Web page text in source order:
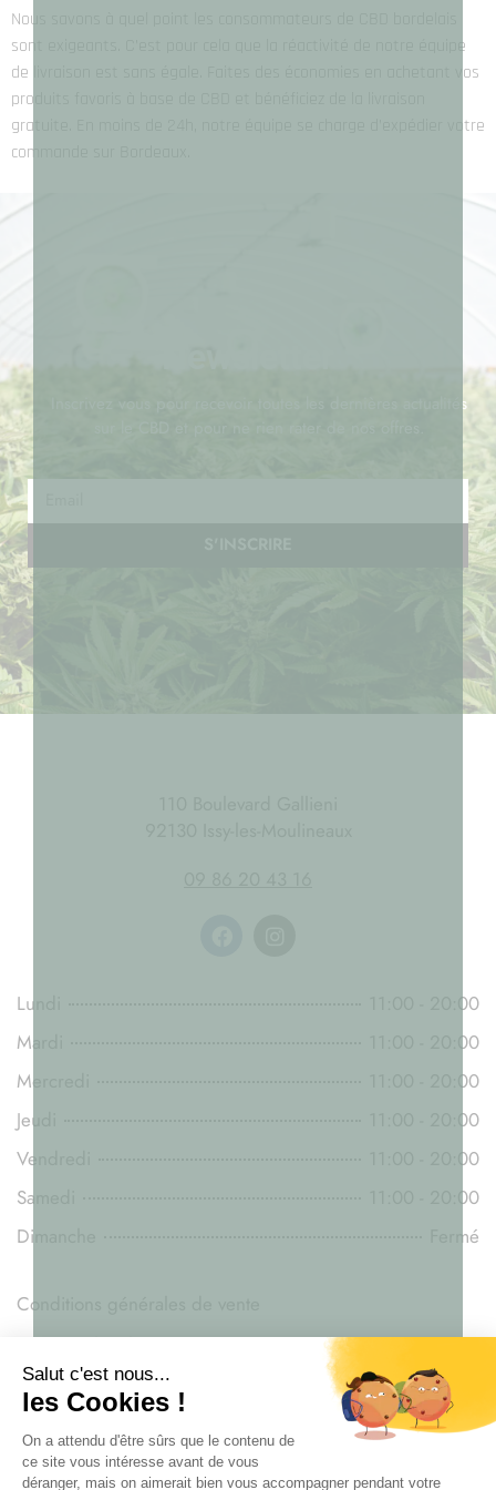
Nous savons à quel point les consommateurs de CBD bordelais
sont exigeants. C’est pour cela que la réactivité de notre équipe
de livraison est sans égale. Faites des économies en achetant vos
produits favoris à base de CBD et bénéficiez de la livraison
gratuite. En moins de 24h, notre équipe se charge d’expédier votre
commande sur Bordeaux.
Inscrivez vous pour recevoir toutes les dernières actualités
Lundi
11:00 - 20:00
Mardi
11:00 - 20:00
Mercredi
11:00 - 20:00
Jeudi
11:00 - 20:00
Vendredi
11:00 - 20:00
Samedi
11:00 - 20:00
Dimanche
Fermé
Conditions générales de vente
Mentions légales
Législation du CBD
Paiement sécurisé